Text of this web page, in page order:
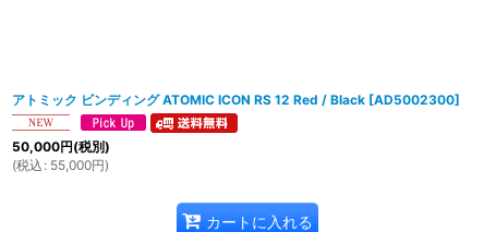
アトミック ビンディング ATOMIC ICON RS 12 Red / Black [AD5002300]
50,000円(税別)
(税込 : 55,000円)
カートに入れる